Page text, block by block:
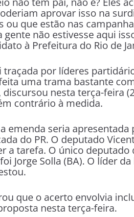
aprovar isso na
ou que estão nas
gente não estivesse aqui
à Prefeitura do Rio de
traçada por líderes
uma trama bastante
discursou nesta terça-feira
contrário à medida.
emenda seria
do PR. O deputado
a tarefa. O único deputado
Jorge Solla (BA). O líder
que o acerto envolvia
nesta terça-feira.